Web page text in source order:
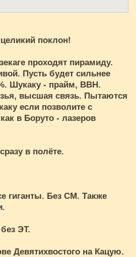
поклон!
проходят пирамиду.
Пусть будет сильнее
Шукаку - прайм, ВВН.
высшая связь. Пытаются
если позволите с
в Боруто - лазеров
в полёте.
гиганты. Без СМ. Также
ЭТ.
Девятихвостого на Кацую.